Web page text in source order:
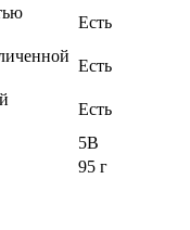
Есть
Есть
Есть
5В
95 г